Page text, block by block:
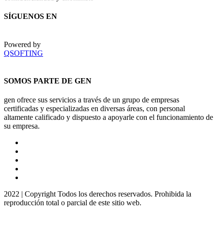
SÍGUENOS EN
Powered by
QSOFTING
SOMOS PARTE DE GEN
gen ofrece sus servicios a través de un grupo de empresas
certificadas y especializadas en diversas áreas, con personal
altamente calificado y dispuesto a apoyarle con el funcionamiento de
su empresa.
2022 | Copyright Todos los derechos reservados. Prohibida la
reproducción total o parcial de este sitio web.